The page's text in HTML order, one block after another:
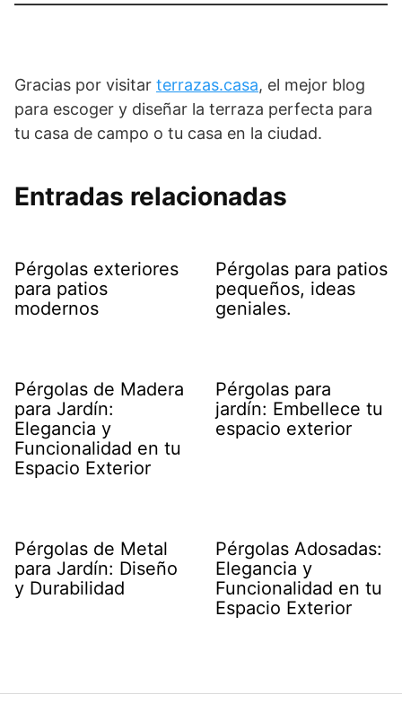
Gracias por visitar terrazas.casa, el mejor blog
para escoger y diseñar la terraza perfecta para
tu casa de campo o tu casa en la ciudad.
Entradas relacionadas
Pérgolas exteriores
para patios
modernos
Pérgolas para patios
pequeños, ideas
geniales.
Pérgolas de Madera
para Jardín:
Elegancia y
Funcionalidad en tu
Espacio Exterior
Pérgolas para
jardín: Embellece tu
espacio exterior
Pérgolas de Metal
para Jardín: Diseño
y Durabilidad
Pérgolas Adosadas:
Elegancia y
Funcionalidad en tu
Espacio Exterior